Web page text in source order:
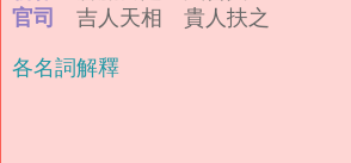
官司 吉人天相 貴人扶之
各名詞解釋